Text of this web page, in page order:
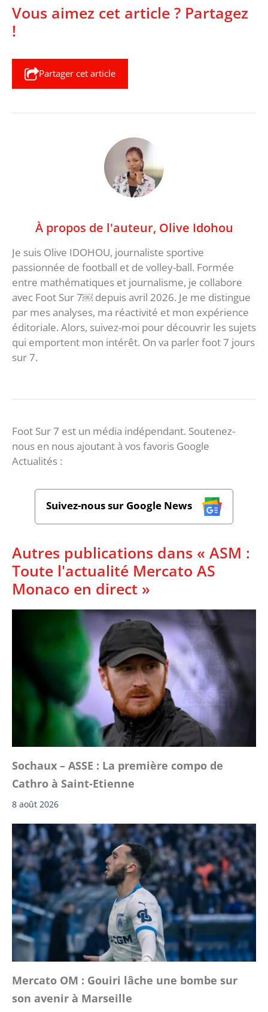
Vous aimez cet article ? Partagez
!
Partager cet article
À propos de l'auteur, Olive Idohou
Je suis Olive IDOHOU, journaliste sportive
passionnée de football et de volley-ball. Formée
entre mathématiques et journalisme, je collabore
avec Foot Sur 7￼ depuis avril 2026. Je me distingue
par mes analyses, ma réactivité et mon expérience
éditoriale. Alors, suivez-moi pour découvrir les sujets
qui emportent mon intérêt. On va parler foot 7 jours
sur 7.
Foot Sur 7 est un média indépendant. Soutenez-
nous en nous ajoutant à vos favoris Google
Actualités :
Suivez-nous sur Google News
Autres publications dans « ASM :
Toute l'actualité Mercato AS
Monaco en direct »
Sochaux – ASSE : La première compo de
Cathro à Saint-Etienne
8 août 2026
Mercato OM : Gouiri lâche une bombe sur
son avenir à Marseille